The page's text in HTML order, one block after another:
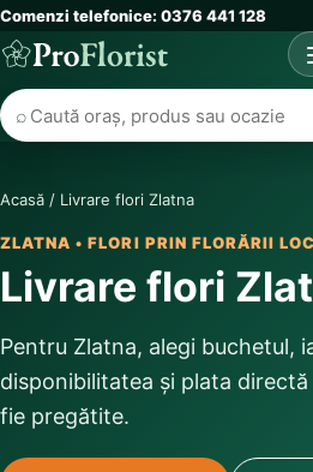
Comenzi telefonice: 0376 441 128
⌕
Acasă / Livrare flori Zlatna
ZLATNA • FLORI PRIN FLORĂRII
Livrare flori
Pentru Zlatna, alegi buchetul,
disponibilitatea și plata
fie pregătite.